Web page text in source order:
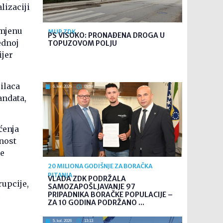
MUP ZDK
PS VISOKO: PRONAĐENA DROGA U
TOPUZOVOM POLJU
6. kol. 2026 09:59
20 MILIONA GODIŠNJE ZA BORAČKA
PITANJA
VLADA ZDK PODRŽALA
SAMOZAPOŠLJAVANJE 97
PRIPADNIKA BORAČKE POPULACIJE –
ZA 10 GODINA PODRŽANO ...
5. kol. 2026 13:13